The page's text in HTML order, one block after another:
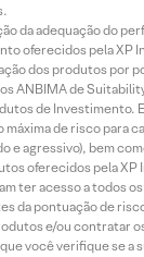
da adequação do
oferecidos pela XP
dos produtos por
ANBIMA de
de Investimento.
de risco para
e agressivo), bem
oferecidos pela
ter acesso a todos
da pontuação de
e/ou contratar
você verifique se a